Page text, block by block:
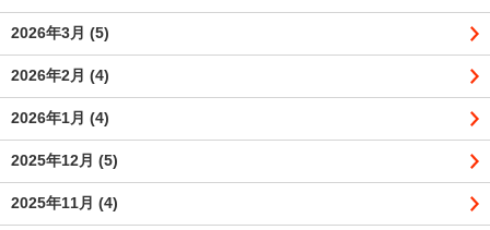
2026年3月 (5)
2026年2月 (4)
2026年1月 (4)
2025年12月 (5)
2025年11月 (4)